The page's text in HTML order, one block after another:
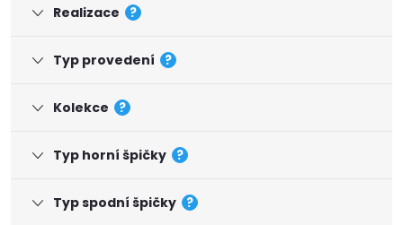
Realizace ?
Typ provedení ?
Kolekce ?
Typ horní špičky ?
Typ spodní špičky ?